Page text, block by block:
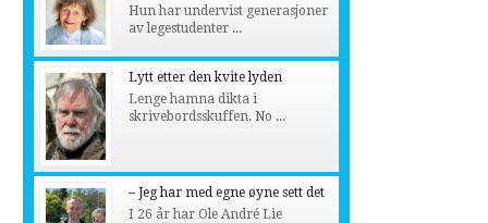
Hun har undervist generasjoner
av legestudenter ...
Lytt etter den kvite lyden
Lenge hamna dikta i
skrivebordsskuffen. No ...
– Jeg har med egne øyne sett det
I 26 år har Ole André Lie